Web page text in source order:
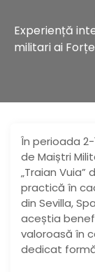
Experiență
militari ai
În perioada 2-
de Maiștri
„Traian
practică în
din Sevilla,
aceștia
valoroasă în
dedicat